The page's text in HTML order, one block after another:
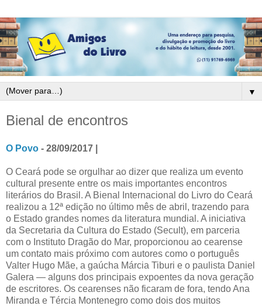
▼
Bienal de encontros
O Povo - 28/09/2017 |
O Ceará pode se orgulhar ao dizer que realiza um evento
cultural presente entre os mais importantes encontros
literários do Brasil. A Bienal Internacional do Livro do Ceará
realizou a 12ª edição no último mês de abril, trazendo para
o Estado grandes nomes da literatura mundial. A iniciativa
da Secretaria da Cultura do Estado (Secult), em parceria
com o Instituto Dragão do Mar, proporcionou ao cearense
um contato mais próximo com autores como o português
Valter Hugo Mãe, a gaúcha Márcia Tiburi e o paulista Daniel
Galera — alguns dos principais expoentes da nova geração
de escritores. Os cearenses não ficaram de fora, tendo Ana
Miranda e Tércia Montenegro como dois dos muitos